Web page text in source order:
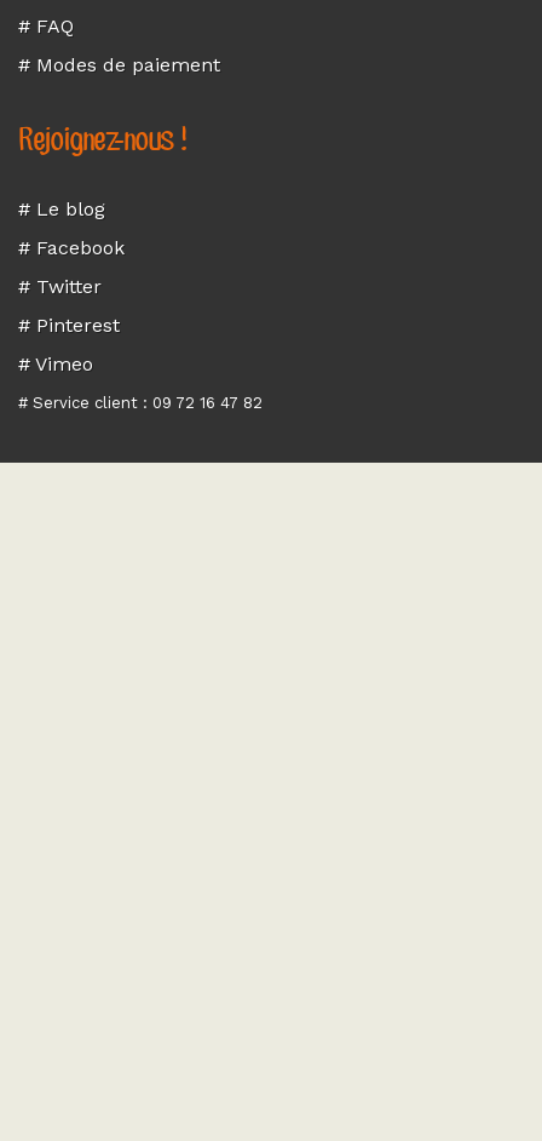
# FAQ
# Modes de paiement
Rejoignez-nous !
# Le blog
# Facebook
# Twitter
# Pinterest
# Vimeo
# Service client : 09 72 16 47 82